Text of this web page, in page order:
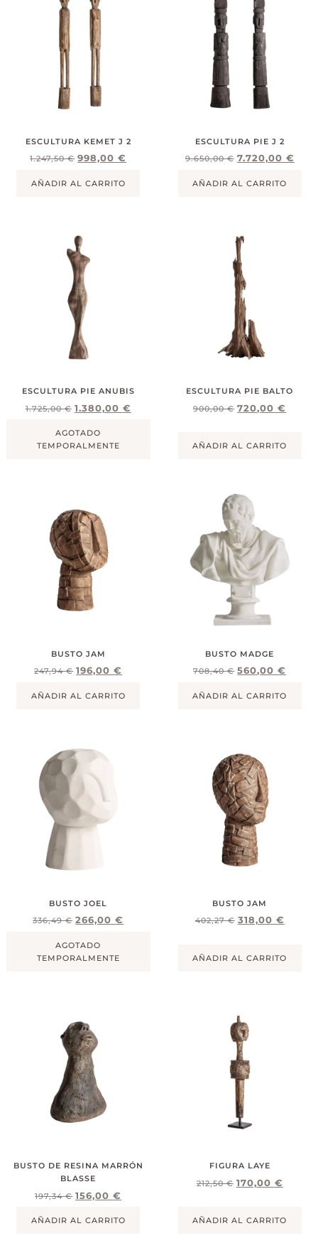
ESCULTURA KEMET J 2
1.247,50€ 998,00€
AÑADIR AL CARRITO
ESCULTURA PIE J 2
9.650,00€ 7.720,00 €
AÑADIR AL CARRITO
ESCULTURA PIE ANUBIS
1.725,00€ 1.380,00 €
AGOTADO
TEMPORALMENTE
ESCULTURA PIE BALTO
900,00€ 720,00€
AÑADIR AL CARRITO
BUSTO JAM
247,94€ 196,00€
AÑADIR AL CARRITO
BUSTO MADGE
708,40€ 560,00€
AÑADIR AL CARRITO
BUSTO JOEL
336,49€ 266,00€
AGOTADO
TEMPORALMENTE
BUSTO JAM
402,27€ 318,00 €
AÑADIR AL CARRITO
BUSTO DE RESINA MARRÓN
BLASSE
197,34€ 156,00€
AÑADIR AL CARRITO
FIGURA LAYE
212,50€ 170,00 €
AÑADIR AL CARRITO